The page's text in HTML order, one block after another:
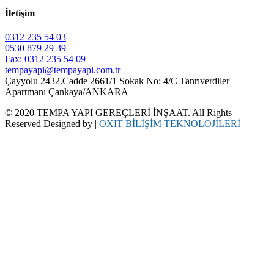
İletişim
0312 235 54 03
0530 879 29 39
Fax: 0312 235 54 09
tempayapi@tempayapi.com.tr
Çayyolu 2432.Cadde 2661/1 Sokak No: 4/C Tanrıverdiler
Apartmanı Çankaya/ANKARA
© 2020 TEMPA YAPI GEREÇLERİ İNŞAAT. All Rights
Reserved Designed by | OXIT BİLİŞİM TEKNOLOJİLERİ